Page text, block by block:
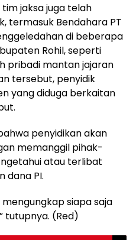
jaksa juga telah
termasuk Bendahara PT
di beberapa
Rohil, seperti
pribadi mantan jajaran
tersebut, penyidik
yang diduga berkaitan
penyidikan akan
memanggil pihak-
atau terlibat
dana PI.
siapa saja
tutupnya. (Red)